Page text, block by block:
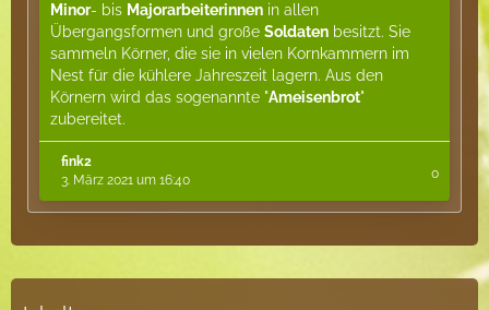
Minor- bis Majorarbeiterinnen in allen
Übergangsformen und große Soldaten besitzt. Sie
sammeln Körner, die sie in vielen Kornkammern im
Nest für die kühlere Jahreszeit lagern. Aus den
Körnern wird das sogenannte "Ameisenbrot"
zubereitet.
fink2
3. März 2021 um 16:40
0